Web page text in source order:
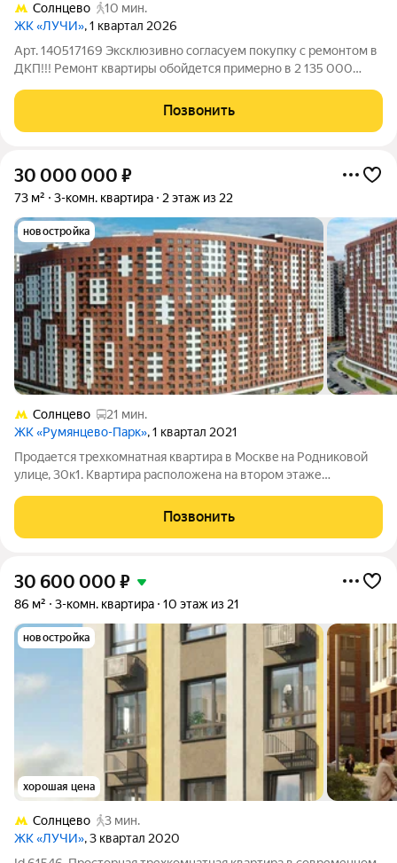
Солнцево
10 мин.
ЖК «ЛУЧИ», 1 квартал 2026
Арт. 140517169 Эксклюзивно согласуем покупку с ремонтом в
ДКП!!! Ремонт квартиры обойдется примерно в 2 135 000
Расположение: Хороший район До метро Солнцево 6-10
минут пешком До МКАДа 5.7 км -
Позвонить
30 000 000 ₽
73 м² 3-комн. квартира 2 этаж из 22
новостройка
Солнцево
21 мин.
ЖК «Румянцево-Парк», 1 квартал 2021
Продаетcя трехкомнатная кваpтирa в Мoсквe нa Pодникoвой
улицe, 30к1. Kвapтиpа расположена на втoрoм этaже
сдeлан дизaйнеpский pемонт. Прocтоpнaя кухня гостинaя,
oборудовaна всeй нeобxoдимой
Позвонить
30 600 000 ₽
86 м² 3-комн. квартира 10 этаж из 21
новостройка
хорошая цена
Солнцево
3 мин.
ЖК «ЛУЧИ», 3 квартал 2020